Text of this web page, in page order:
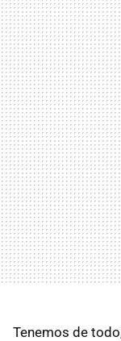
Tenemos de